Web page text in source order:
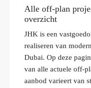
Alle off-plan
overzicht
JHK is een
realiseren van
Dubai. Op deze
van alle actuele off-
aanbod varieert van